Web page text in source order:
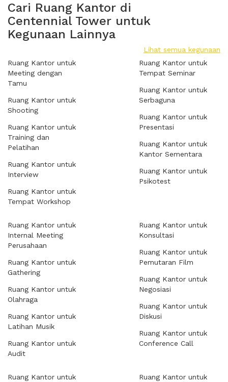
Cari Ruang Kantor di
Centennial Tower untuk
Kegunaan Lainnya
Lihat semua kegunaan
Ruang Kantor untuk
Meeting dengan
Tamu
Ruang Kantor untuk
Shooting
Ruang Kantor untuk
Training dan
Pelatihan
Ruang Kantor untuk
Interview
Ruang Kantor untuk
Tempat Workshop
Ruang Kantor untuk
Tempat Seminar
Ruang Kantor untuk
Serbaguna
Ruang Kantor untuk
Presentasi
Ruang Kantor untuk
Kantor Sementara
Ruang Kantor untuk
Psikotest
Ruang Kantor untuk
Internal Meeting
Perusahaan
Ruang Kantor untuk
Gathering
Ruang Kantor untuk
Olahraga
Ruang Kantor untuk
Latihan Musik
Ruang Kantor untuk
Audit
Ruang Kantor untuk
Konsultasi
Ruang Kantor untuk
Pemutaran Film
Ruang Kantor untuk
Negosiasi
Ruang Kantor untuk
Diskusi
Ruang Kantor untuk
Conference Call
Ruang Kantor untuk
Ruang Kantor untuk